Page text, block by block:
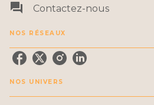
question_answer Contactez-nous
NOS RÉSEAUX
NOS UNIVERS